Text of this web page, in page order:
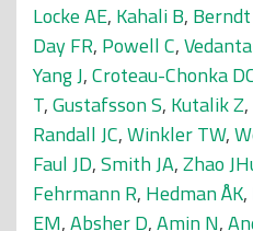
Locke AE, Kahali B,
Day FR, Powell C,
Yang J,Croteau-Chonka
T,Gustafsson S, Kutalik Z,
Randall JC,Winkler TW,
Faul JD,Smith JA,Zhao
Fehrmann R, Hedman ÅK,
EM,Absher D,Amin N,